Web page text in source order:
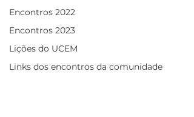
Encontros 2022
Encontros 2023
Lições do UCEM
Links dos encontros da comunidade